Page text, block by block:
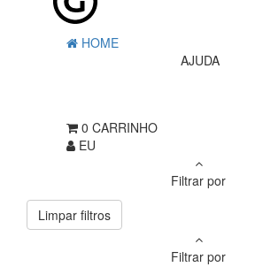
HOME
AJUDA
0 CARRINHO
EU
Filtrar por
Limpar filtros
Filtrar por